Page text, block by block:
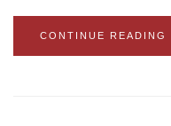
CONTINUE READING